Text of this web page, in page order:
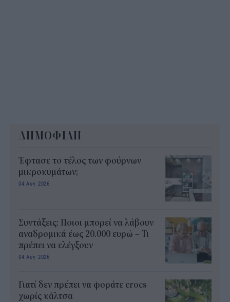
ΔΗΜΟΦΙΛΗ
Έφτασε το τέλος των φούρνων
μικροκυμάτων;
04 Αυγ 2026
Συντάξεις: Ποιοι μπορεί να λάβουν
αναδρομικά έως 20.000 ευρώ – Τι
πρέπει να ελέγξουν
04 Αυγ 2026
Γιατί δεν πρέπει να φοράτε crocs
χωρίς κάλτσα